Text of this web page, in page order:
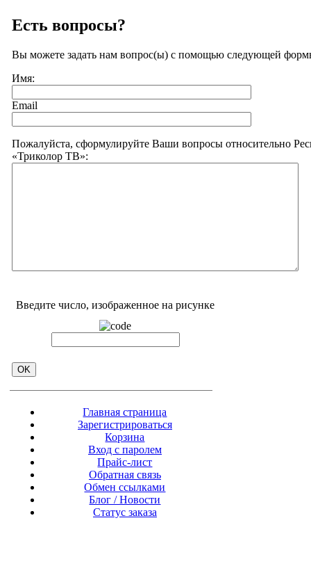
Есть вопросы?
Вы можете задать нам вопрос(ы) с помощью следующей
Имя:
Email
Пожалуйста, сформулируйте Ваши вопросы относительно
«Триколор ТВ»:
Введите число, изображенное на рисунке
Главная страница
Зарегистрироваться
Корзина
Вход с паролем
Прайс-лист
Обратная связь
Обмен ссылками
Блог / Новости
Статус заказа